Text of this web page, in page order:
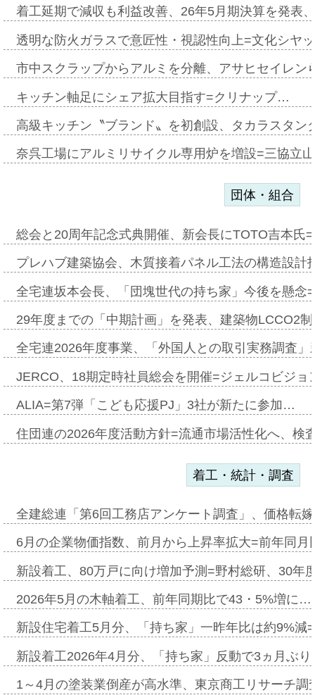
着工延期で減収も利益改善、26年5月期決算を発表
透明な防火ガラスで意匠性・視認性向上=文化シヤ
市中スクラップからアルミを分離、アサヒセイレ
キッチン軸足にシェア拡大目指す=クリナップ…
高級キッチン〝ブランド〟を初創設、タカラスタ
奈呉工場にアルミリサイクル専用炉を増設=三協立
団体・組合
総会と20周年記念式典開催、新会長にTOTO吉本氏
プレハブ建築協会、木質接着パネル工法の構造設
全宅連坂本会長、「団塊世代の持ち家」今後を懸
29年度までの「中期計画」を発表、建築物LCCO2
全宅連2026年度事業、「外国人との取引実務調査
JERCO、18期定時社員総会を開催=ジェルコビジ
ALIA=第7弾「こども応援PJ」3社が新たに参加…
住団連の2026年度活動方針=流通市場活性化へ、検
着工・統計・調査
全建総連「第6回工務店アンケート調査」、価格転
6月の企業物価指数、前月から上昇率拡大=前年同
新設着工、80万戸に向け増加予測=野村総研、30年
2026年5月の木軸着工、前年同期比で43・5%増に…
新設住宅着工5月分、「持ち家」一昨年比は約9%
新設着工2026年4月分、「持ち家」反動で3ヵ月ぶ
1～4月の塗装業倒産が高水準、東京商工リサーチ